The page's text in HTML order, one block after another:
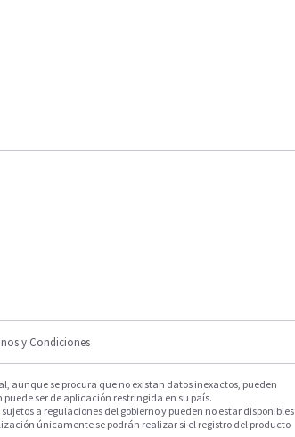
y Condiciones
aunque se procura que no existan datos inexactos, pueden
ser de aplicación restringida en su país.
a regulaciones del gobierno y pueden no estar disponibles
únicamente se podrán realizar si el registro del producto